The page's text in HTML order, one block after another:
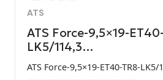
ATS
ATS Force-9,5×19-
LK5/114,3…
ATS Force-9,5×19-ET40-TR8-